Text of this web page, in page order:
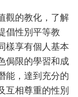
觀的教化，了解
倡性別平等教
樣享有個人基本
侷限的學習和成
能，達到充分的
互相尊重的性別